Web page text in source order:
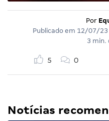
Por
Publicado em 12/07/23
3 min.
5 0
Notícias